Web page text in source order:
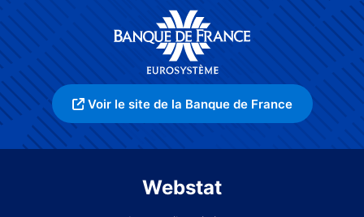
Voir le site de la Banque de France
Webstat